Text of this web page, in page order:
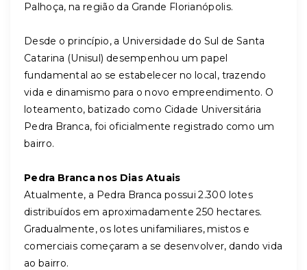
Palhoça, na região da Grande Florianópolis.
Desde o princípio, a Universidade do Sul de Santa
Catarina (Unisul) desempenhou um papel
fundamental ao se estabelecer no local, trazendo
vida e dinamismo para o novo empreendimento. O
loteamento, batizado como Cidade Universitária
Pedra Branca, foi oficialmente registrado como um
bairro.
Pedra Branca nos Dias Atuais
Atualmente, a Pedra Branca possui 2.300 lotes
distribuídos em aproximadamente 250 hectares.
Gradualmente, os lotes unifamiliares, mistos e
comerciais começaram a se desenvolver, dando vida
ao bairro.